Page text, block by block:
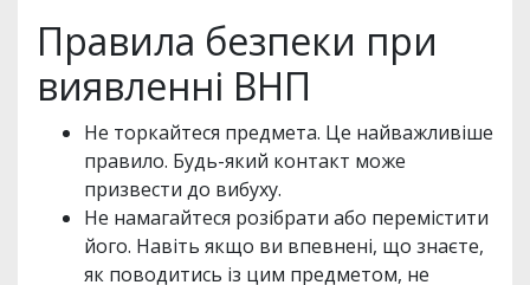
Правила безпеки при
виявленні ВНП
Не торкайтеся предмета. Це найважливіше
правило. Будь-який контакт може
призвести до вибуху.
Не намагайтеся розібрати або перемістити
його. Навіть якщо ви впевнені, що знаєте,
як поводитись із цим предметом, не